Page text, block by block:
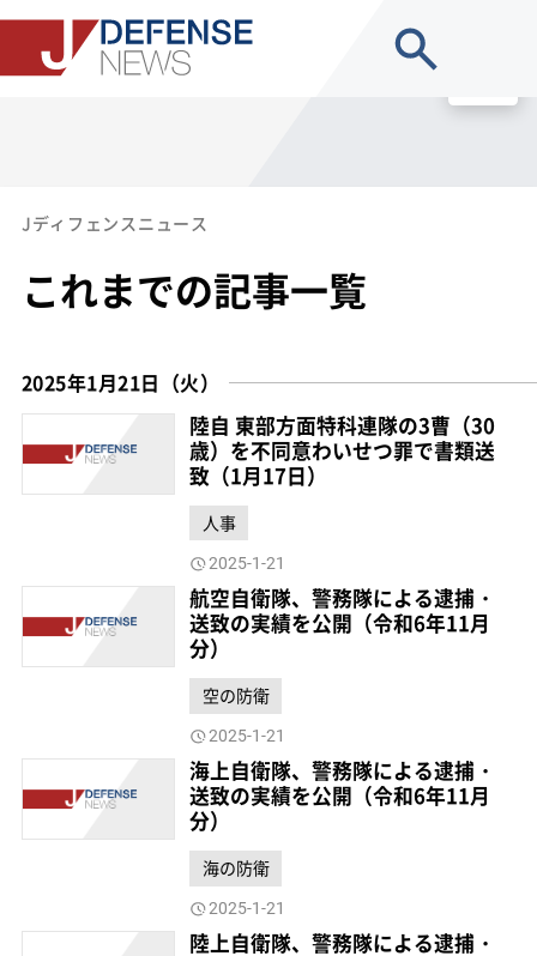
Jディフェンスニュース
これまでの記事一覧
2025年1月21日（火）
陸自 東部方面特科連隊の3曹（30
歳）を不同意わいせつ罪で書類送
致（1月17日）
人事
2025-1-21
航空自衛隊、警務隊による逮捕・
送致の実績を公開（令和6年11月
分）
空の防衛
2025-1-21
海上自衛隊、警務隊による逮捕・
送致の実績を公開（令和6年11月
分）
海の防衛
2025-1-21
陸上自衛隊、警務隊による逮捕・